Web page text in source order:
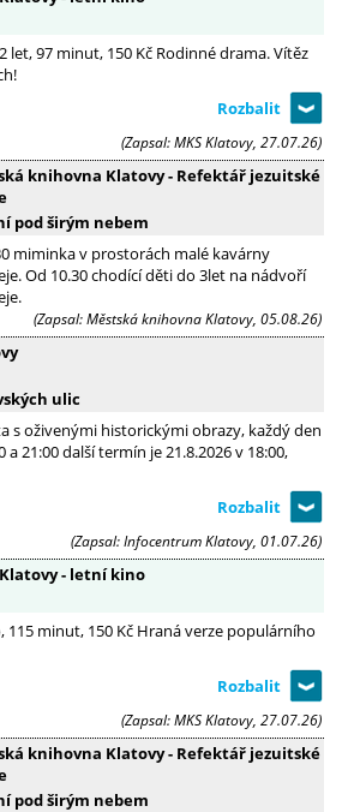
let, 97 minut, 150 Kč Rodinné drama. Vítěz
(Zapsal: MKS Klatovy, 27.07.26)
knihovna Klatovy - Refektář jezuitské
pod širým nebem
miminka v prostorách malé kavárny
Od 10.30 chodící děti do 3let na nádvoří
(Zapsal: Městská knihovna Klatovy, 05.08.26)
ulic
s oživenými historickými obrazy, každý den
a 21:00 další termín je 21.8.2026 v 18:00,
(Zapsal: Infocentrum Klatovy, 01.07.26)
- letní kino
115 minut, 150 Kč Hraná verze populárního
(Zapsal: MKS Klatovy, 27.07.26)
knihovna Klatovy - Refektář jezuitské
pod širým nebem